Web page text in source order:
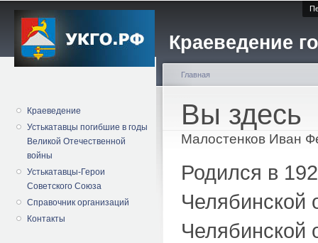
Краеведение
Краеведение
Устькатавцы погибшие в годы
Великой Отечественной
войны
Устькатавцы-Герои
Советского Союза
Справочник организаций
Контакты
Вы здесь
Главная
Малостенков Иван
Родился в
Челябинской
Челябинской